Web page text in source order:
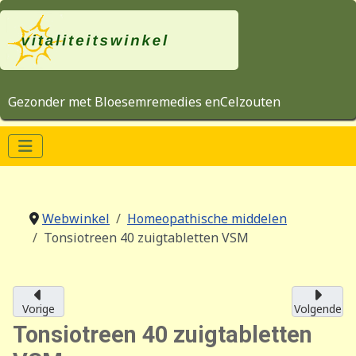
Gezonder met Bloesemremedies enCelzouten
Webwinkel
Homeopathische middelen
Tonsiotreen 40 zuigtabletten VSM
Vorige Volgende
Tonsiotreen 40 zuigtabletten